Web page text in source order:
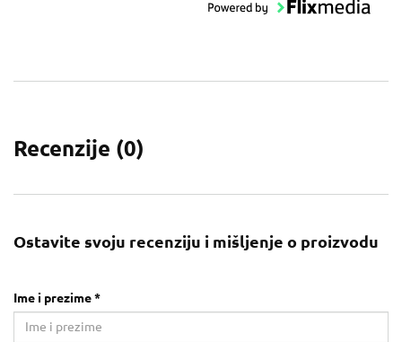
Recenzije (0)
Ostavite svoju recenziju i mišljenje o proizvodu
Ime i prezime *